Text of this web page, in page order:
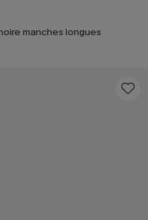
manches longues